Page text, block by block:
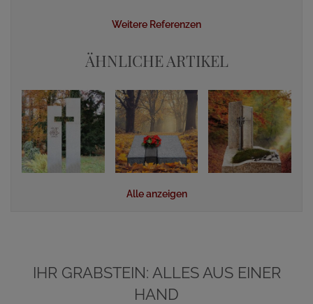
Weitere Referenzen
ÄHNLICHE ARTIKEL
Alle anzeigen
IHR GRABSTEIN: ALLES AUS EINER
HAND